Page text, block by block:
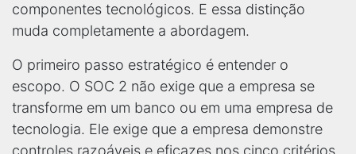
componentes tecnológicos. E essa distinção
muda completamente a abordagem.
O primeiro passo estratégico é entender o
escopo. O SOC 2 não exige que a empresa se
transforme em um banco ou em uma empresa de
tecnologia. Ele exige que a empresa demonstre